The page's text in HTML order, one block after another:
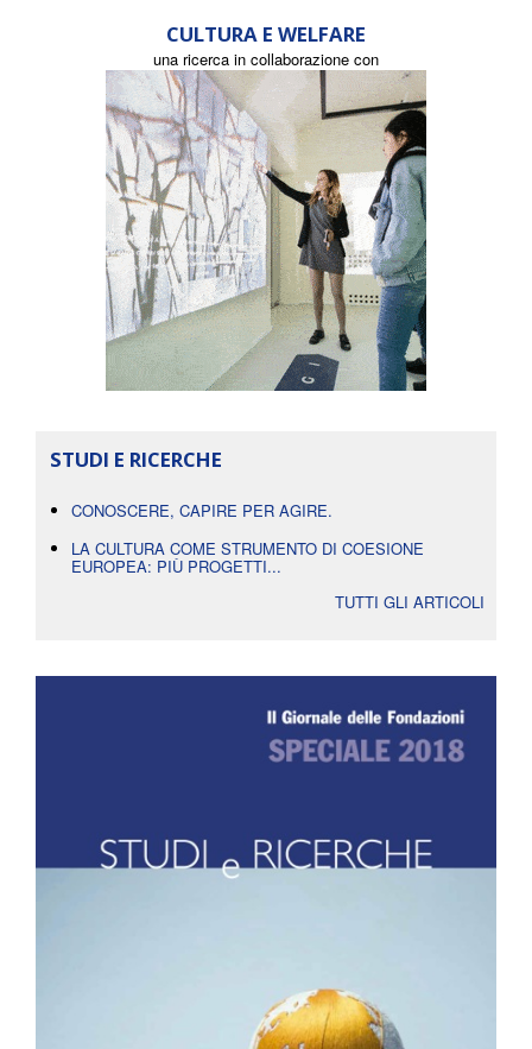
CULTURA E WELFARE
una ricerca in collaborazione con
STUDI E RICERCHE
CONOSCERE, CAPIRE PER AGIRE.
LA CULTURA COME STRUMENTO DI COESIONE
EUROPEA: PIÙ PROGETTI...
TUTTI GLI ARTICOLI